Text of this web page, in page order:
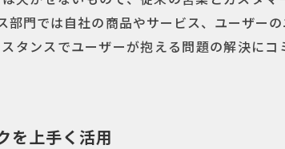
部門では自社の商品やサービス、ユーザー
タンスでユーザーが抱える問題の解決に
を上手く活用